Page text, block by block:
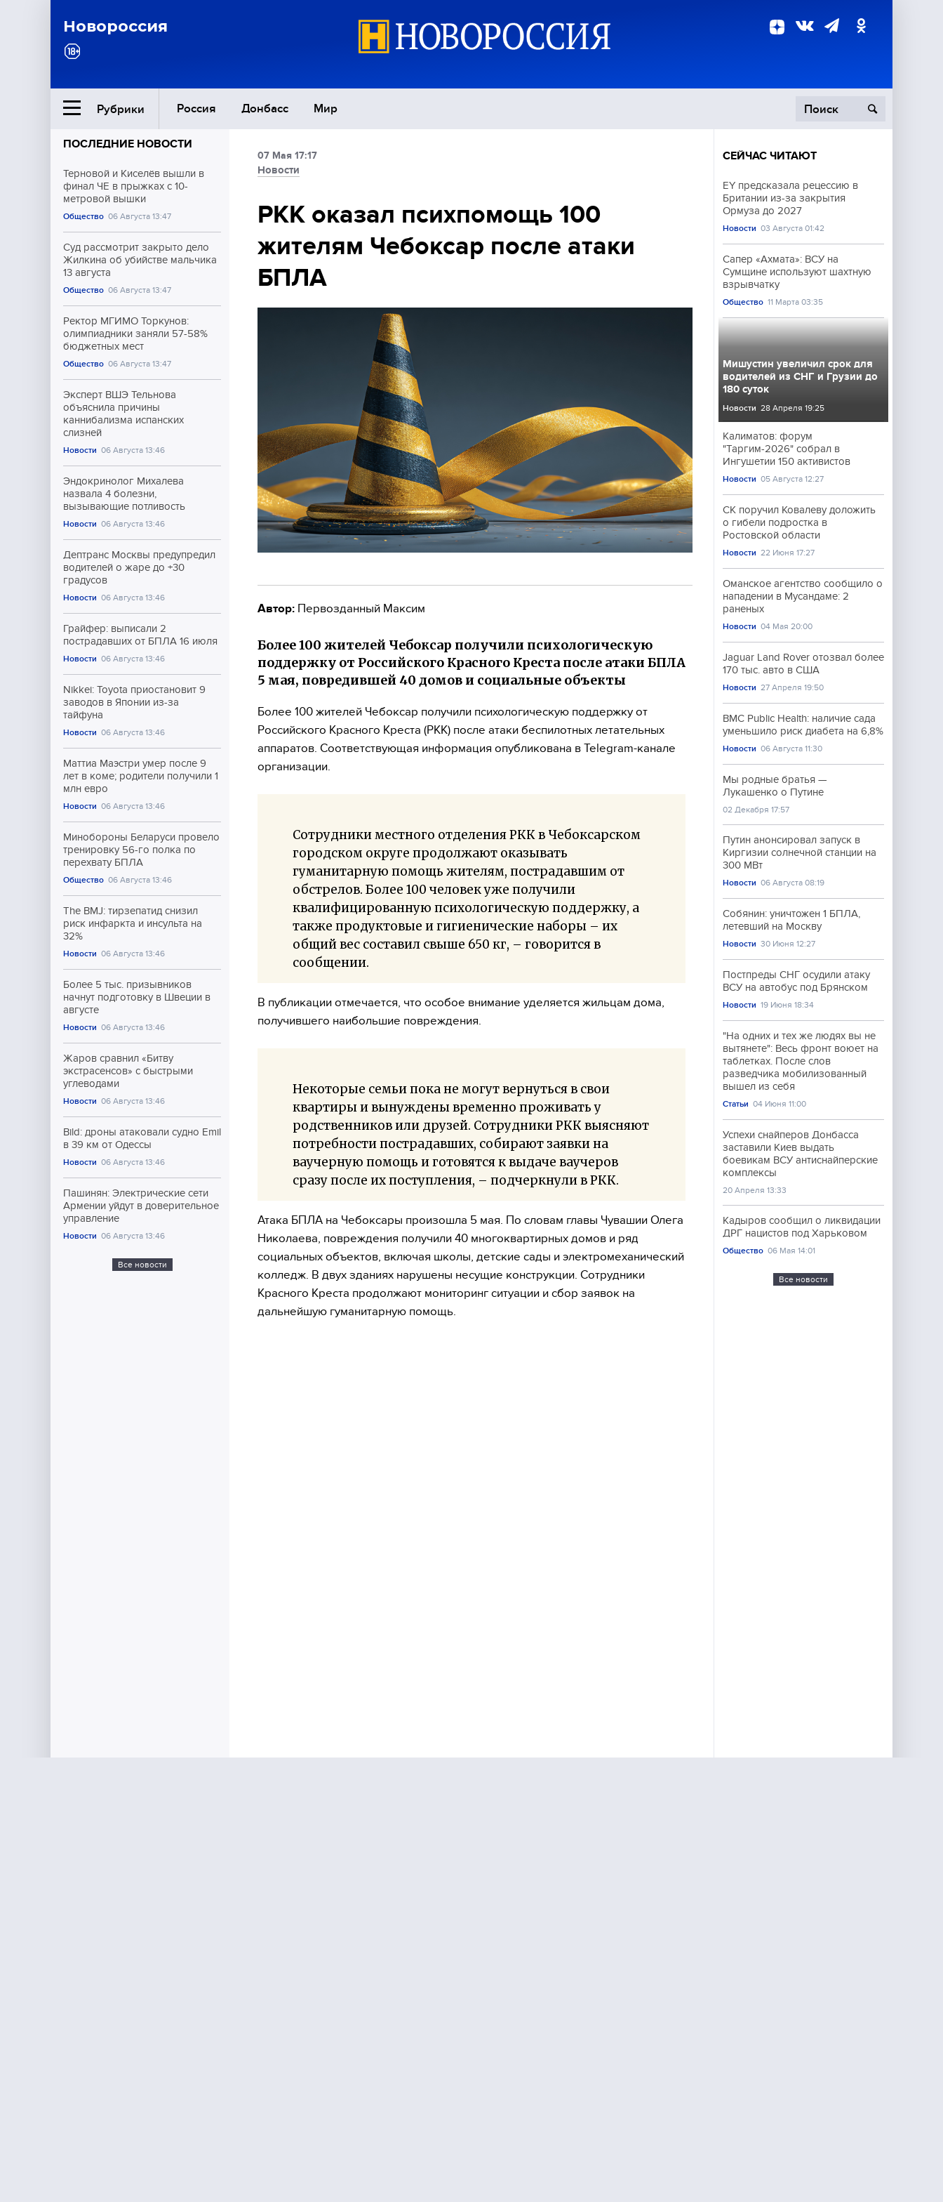
Новороссия
Рубрики Россия Донбасс Мир
Ближний Восток
Общество
Экономика
Происшествия
Культура
Спорт
ПОСЛЕДНИЕ НОВОСТИ
Терновой и Киселёв вышли в
финал ЧЕ в прыжках с 10-
метровой вышки
Общество 06 Августа 13:47
Суд рассмотрит закрыто дело
Жилкина об убийстве мальчика
13 августа
Общество 06 Августа 13:47
Ректор МГИМО Торкунов:
олимпиадники заняли 57-58%
бюджетных мест
Общество 06 Августа 13:47
Эксперт ВШЭ Тельнова
объяснила причины
каннибализма испанских
слизней
Новости 06 Августа 13:46
Эндокринолог Михалева
назвала 4 болезни,
вызывающие потливость
Новости 06 Августа 13:46
Дептранс Москвы предупредил
водителей о жаре до +30
градусов
Новости 06 Августа 13:46
Грайфер: выписали 2
пострадавших от БПЛА 16 июля
Новости 06 Августа 13:46
Nikkei: Toyota приостановит 9
заводов в Японии из-за
тайфуна
Новости 06 Августа 13:46
Маттиа Маэстри умер после 9
лет в коме; родители получили 1
млн евро
Новости 06 Августа 13:46
Минобороны Беларуси провело
тренировку 56-го полка по
перехвату БПЛА
Общество 06 Августа 13:46
The BMJ: тирзепатид снизил
риск инфаркта и инсульта на
32%
Новости 06 Августа 13:46
Более 5 тыс. призывников
начнут подготовку в Швеции в
августе
Новости 06 Августа 13:46
Жаров сравнил «Битву
экстрасенсов» с быстрыми
углеводами
Новости 06 Августа 13:46
Bild: дроны атаковали судно Emil
в 39 км от Одессы
Новости 06 Августа 13:46
Пашинян: Электрические сети
Армении уйдут в доверительное
управление
Новости 06 Августа 13:46
Все новости
07 Мая 17:17
Новости
РКК оказал психпомощь 100
жителям Чебоксар после атаки
БПЛА
Автор: Первозданный Максим
Более 100 жителей Чебоксар получили психологическую
поддержку от Российского Красного Креста после атаки БПЛА
5 мая, повредившей 40 домов и социальные объекты
Более 100 жителей Чебоксар получили психологическую поддержку от
Российского Красного Креста (РКК) после атаки беспилотных летательных
аппаратов. Соответствующая информация опубликована в Telegram-канале
организации.
Сотрудники местного отделения РКК в Чебоксарском
городском округе продолжают оказывать
гуманитарную помощь жителям, пострадавшим от
обстрелов. Более 100 человек уже получили
квалифицированную психологическую поддержку, а
также продуктовые и гигиенические наборы – их
общий вес составил свыше 650 кг, – говорится в
сообщении.
В публикации отмечается, что особое внимание уделяется жильцам дома,
получившего наибольшие повреждения.
Некоторые семьи пока не могут вернуться в свои
квартиры и вынуждены временно проживать у
родственников или друзей. Сотрудники РКК выясняют
потребности пострадавших, собирают заявки на
ваучерную помощь и готовятся к выдаче ваучеров
сразу после их поступления, – подчеркнули в РКК.
Атака БПЛА на Чебоксары произошла 5 мая. По словам главы Чувашии Олега
Николаева, повреждения получили 40 многоквартирных домов и ряд
социальных объектов, включая школы, детские сады и электромеханический
колледж. В двух зданиях нарушены несущие конструкции. Сотрудники
Красного Креста продолжают мониторинг ситуации и сбор заявок на
дальнейшую гуманитарную помощь.
СЕЙЧАС ЧИТАЮТ
EY предсказала рецессию в
Британии из-за закрытия
Ормуза до 2027
Новости 03 Августа 01:42
Сапер «Ахмата»: ВСУ на
Сумщине используют шахтную
взрывчатку
Общество 11 Марта 03:35
Мишустин увеличил срок для
водителей из СНГ и Грузии до
180 суток
Новости 28 Апреля 19:25
Калиматов: форум
"Таргим-2026" собрал в
Ингушетии 150 активистов
Новости 05 Августа 12:27
СК поручил Ковалеву доложить
о гибели подростка в
Ростовской области
Новости 22 Июня 17:27
Оманское агентство сообщило о
нападении в Мусандаме: 2
раненых
Новости 04 Мая 20:00
Jaguar Land Rover отозвал более
170 тыс. авто в США
Новости 27 Апреля 19:50
BMC Public Health: наличие сада
уменьшило риск диабета на 6,8%
Новости 06 Августа 11:30
Мы родные братья —
Лукашенко о Путине
02 Декабря 17:57
Путин анонсировал запуск в
Киргизии солнечной станции на
300 МВт
Новости 06 Августа 08:19
Собянин: уничтожен 1 БПЛА,
летевший на Москву
Новости 30 Июня 12:27
Постпреды СНГ осудили атаку
ВСУ на автобус под Брянском
Новости 19 Июня 18:34
"На одних и тех же людях вы не
вытянете": Весь фронт воюет на
таблетках. После слов
разведчика мобилизованный
вышел из себя
Статьи 04 Июня 11:00
Успехи снайперов Донбасса
заставили Киев выдать
боевикам ВСУ антиснайперские
комплексы
20 Апреля 13:33
Кадыров сообщил о ликвидации
ДРГ нацистов под Харьковом
Общество 06 Мая 14:01
Все новости